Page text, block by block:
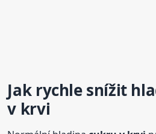
Jak rychle snížit
v krvi